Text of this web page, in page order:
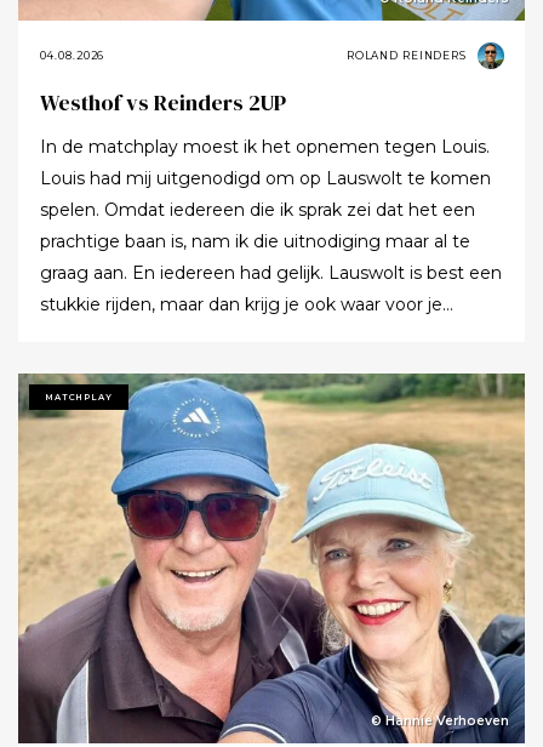
04.08.2026 ROLAND REINDERS
Westhof vs Reinders 2UP
In de matchplay moest ik het opnemen tegen Louis.
Louis had mij uitgenodigd om op Lauswolt te komen
spelen. Omdat iedereen die ik sprak zei dat het een
prachtige baan is, nam ik die uitnodiging maar al te
graag aan. En iedereen had gelijk. Lauswolt is best een
stukkie rijden, maar dan krijg je ook waar voor je
Tot ik uiteindelijk aankondigde dat ik het nu echt niet
meer ging zeggen.
MATCHPLAY
© Hannie Verhoeven